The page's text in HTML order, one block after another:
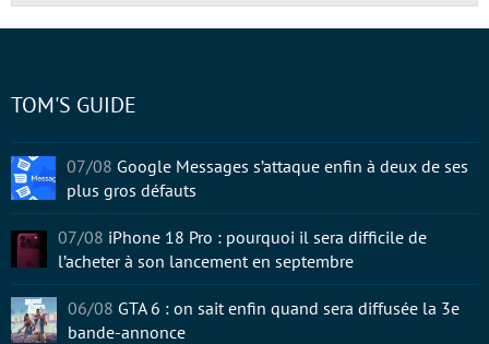
TOM'S GUIDE
07/08 Google Messages s’attaque enfin à deux de ses
plus gros défauts
07/08 iPhone 18 Pro : pourquoi il sera difficile de
l’acheter à son lancement en septembre
06/08 GTA 6 : on sait enfin quand sera diffusée la 3e
bande-annonce